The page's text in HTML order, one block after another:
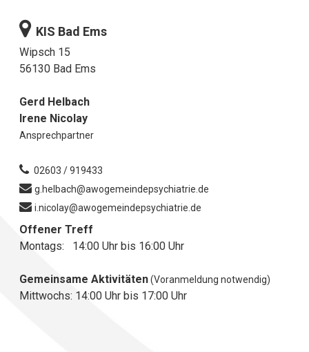
KIS Bad Ems
Wipsch 15
56130 Bad Ems
Gerd Helbach
Irene Nicolay
Ansprechpartner
02603 / 919433
g.helbach@awogemeindepsychiatrie.de
i.nicolay@awogemeindepsychiatrie.de
Offener Treff
Montags: 14:00 Uhr bis 16:00 Uhr
Gemeinsame Aktivitäten(Voranmeldung notwendig)
Mittwochs: 14:00 Uhr bis 17:00 Uhr